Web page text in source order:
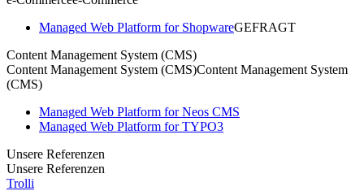
Managed Web Platform for ShopwareGEFRAGT
Content Management System (CMS)
Content Management System (CMS)Content Management System
(CMS)
Managed Web Platform for Neos CMS
Managed Web Platform for TYPO3
Unsere Referenzen
Unsere Referenzen
Trolli